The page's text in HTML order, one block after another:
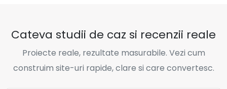
Cateva studii de caz si recenzii reale
Proiecte reale, rezultate masurabile. Vezi cum
construim site-uri rapide, clare si care convertesc.